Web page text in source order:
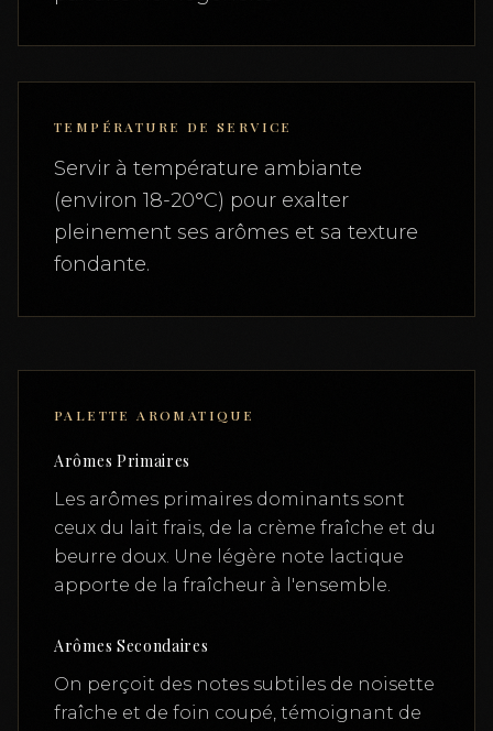
TEMPÉRATURE DE SERVICE
Servir à température ambiante
(environ 18-20°C) pour exalter
pleinement ses arômes et sa texture
fondante.
PALETTE AROMATIQUE
Arômes Primaires
Les arômes primaires dominants sont
ceux du lait frais, de la crème fraîche et du
beurre doux. Une légère note lactique
apporte de la fraîcheur à l'ensemble.
Arômes Secondaires
On perçoit des notes subtiles de noisette
fraîche et de foin coupé, témoignant de